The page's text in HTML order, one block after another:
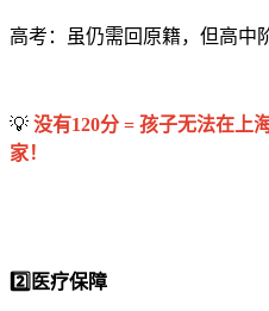
高考：虽仍需回原籍，但高中
💡 没有120分 = 孩子无法在上
家！
2️⃣医疗保障